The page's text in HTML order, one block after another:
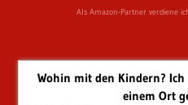
Als Amazon-Partner verdiene
Wohin mit den Kindern?
einem Ort